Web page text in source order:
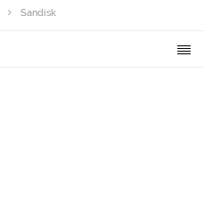
Sandisk